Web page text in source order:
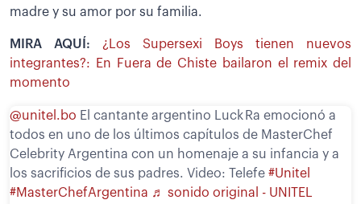
madre y su amor por su familia.
MIRA AQUÍ: ¿Los Supersexi Boys tienen nuevos
integrantes?: En Fuera de Chiste bailaron el remix del
momento
@unitel.bo El cantante argentino Luck Ra emocionó a
todos en uno de los últimos capítulos de MasterChef
Celebrity Argentina con un homenaje a su infancia y a
los sacrificios de sus padres. Video: Telefe #Unitel
#MasterChefArgentina ♬ sonido original - UNITEL